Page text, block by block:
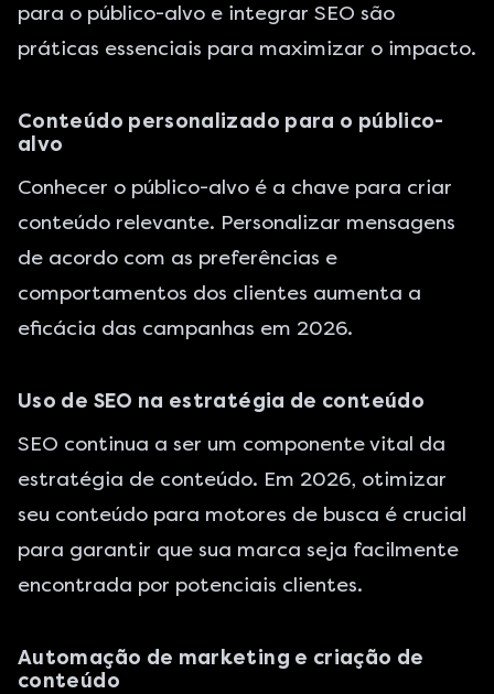
para o público-alvo e integrar SEO são
práticas essenciais para maximizar o impacto.
Conteúdo personalizado para o público-
alvo
Conhecer o público-alvo é a chave para criar
conteúdo relevante. Personalizar mensagens
de acordo com as preferências e
comportamentos dos clientes aumenta a
eficácia das campanhas em 2026.
Uso de SEO na estratégia de conteúdo
SEO continua a ser um componente vital da
estratégia de conteúdo. Em 2026, otimizar
seu conteúdo para motores de busca é crucial
para garantir que sua marca seja facilmente
encontrada por potenciais clientes.
Automação de marketing e criação de
conteúdo